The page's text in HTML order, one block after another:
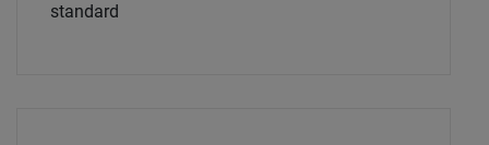
standard